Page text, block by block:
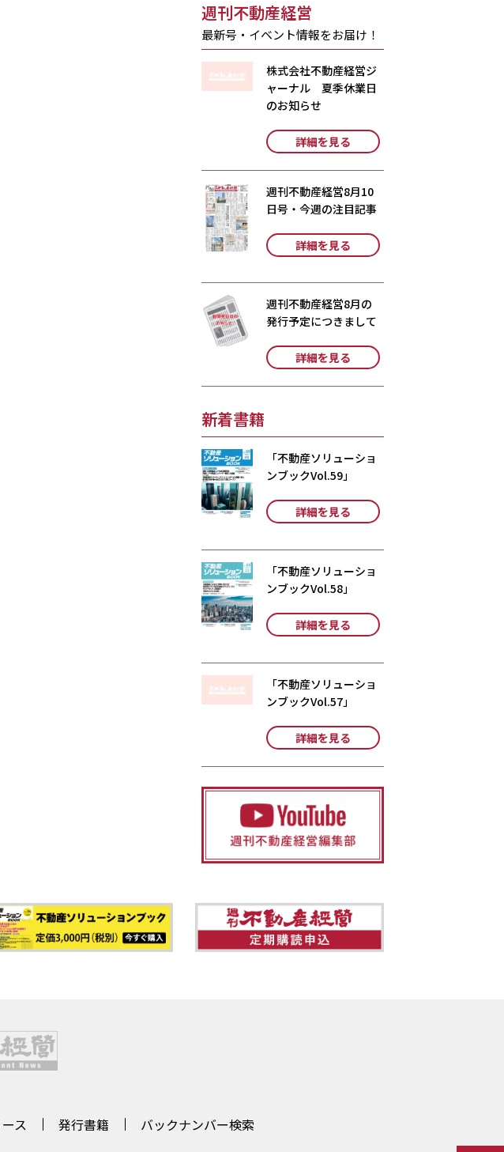
週刊不動産経営
最新号・イベント情報をお届け！
株式会社不動産経営ジ
ャーナル 夏季休業日
のお知らせ
詳細を見る
週刊不動産経営8月10
日号・今週の注目記事
詳細を見る
週刊不動産経営8月の
発行予定につきまして
詳細を見る
新着書籍
「不動産ソリューショ
ンブックVol.59」
詳細を見る
「不動産ソリューショ
ンブックVol.58」
詳細を見る
「不動産ソリューショ
ンブックVol.57」
詳細を見る
ス 発行書籍 バックナンバー検索